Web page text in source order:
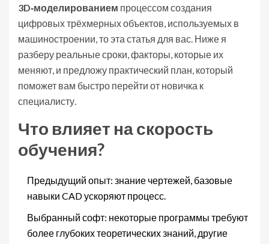
3D‑моделированием процессом создания
цифровых трёхмерных объектов, используемых в
машиностроении, то эта статья для вас. Ниже я
разберу реальные сроки, факторы, которые их
меняют, и предложу практический план, который
поможет вам быстро перейти от новичка к
специалисту.
Что влияет на скорость
обучения?
Предыдущий опыт: знание чертежей, базовые
навыки CAD ускоряют процесс.
Выбранный софт: некоторые программы требуют
более глубоких теоретических знаний, другие